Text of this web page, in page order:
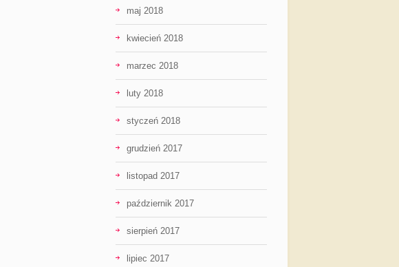
maj 2018
kwiecień 2018
marzec 2018
luty 2018
styczeń 2018
grudzień 2017
listopad 2017
październik 2017
sierpień 2017
lipiec 2017